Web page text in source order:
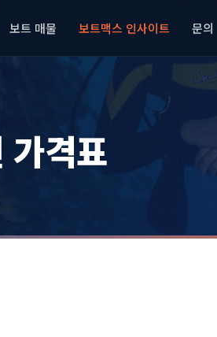
보트 매물 보트맥스 인사이트 문의
격표